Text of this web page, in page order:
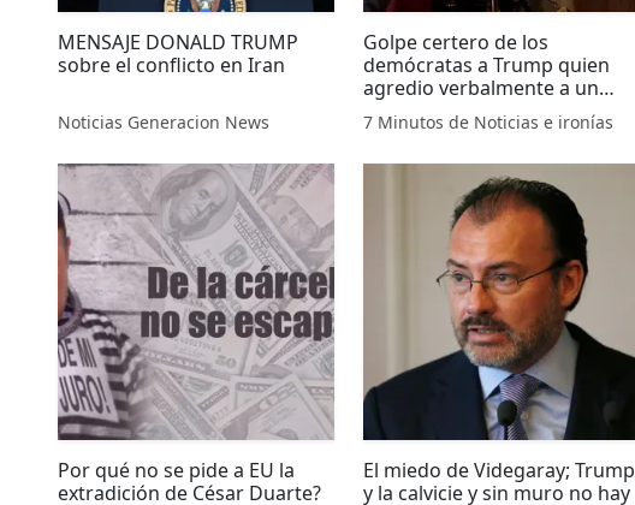
MENSAJE DONALD TRUMP
sobre el conflicto en Iran
Noticias Generacion News
Golpe certero de los
demócratas a Trump quien
agredio verbalmente a un
reportero.
7 Minutos de Noticias e ironías
Por qué no se pide a EU la
extradición de César Duarte?
El miedo de Videgaray; Trump
y la calvicie y sin muro no hay